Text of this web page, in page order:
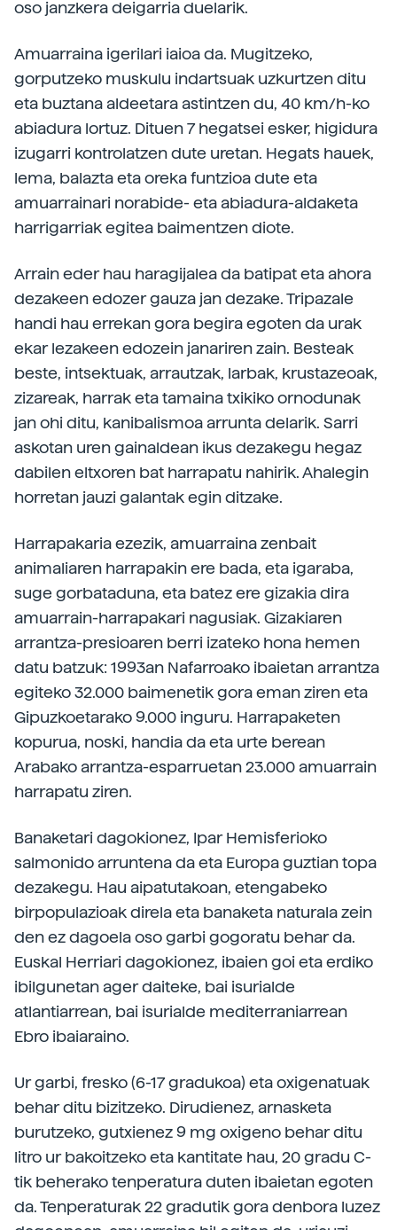
oso janzkera deigarria duelarik.
Amuarraina igerilari iaioa da. Mugitzeko,
gorputzeko muskulu indartsuak uzkurtzen ditu
eta buztana aldeetara astintzen du, 40 km/h-ko
abiadura lortuz. Dituen 7 hegatsei esker, higidura
izugarri kontrolatzen dute uretan. Hegats hauek,
lema, balazta eta oreka funtzioa dute eta
amuarrainari norabide- eta abiadura-aldaketa
harrigarriak egitea baimentzen diote.
Arrain eder hau haragijalea da batipat eta ahora
dezakeen edozer gauza jan dezake. Tripazale
handi hau errekan gora begira egoten da urak
ekar lezakeen edozein janariren zain. Besteak
beste, intsektuak, arrautzak, larbak, krustazeoak,
zizareak, harrak eta tamaina txikiko ornodunak
jan ohi ditu, kanibalismoa arrunta delarik. Sarri
askotan uren gainaldean ikus dezakegu hegaz
dabilen eltxoren bat harrapatu nahirik. Ahalegin
horretan jauzi galantak egin ditzake.
Harrapakaria ezezik, amuarraina zenbait
animaliaren harrapakin ere bada, eta igaraba,
suge gorbataduna, eta batez ere gizakia dira
amuarrain-harrapakari nagusiak. Gizakiaren
arrantza-presioaren berri izateko hona hemen
datu batzuk: 1993an Nafarroako ibaietan arrantza
egiteko 32.000 baimenetik gora eman ziren eta
Gipuzkoetarako 9.000 inguru. Harrapaketen
kopurua, noski, handia da eta urte berean
Arabako arrantza-esparruetan 23.000 amuarrain
harrapatu ziren.
Banaketari dagokionez, Ipar Hemisferioko
salmonido arruntena da eta Europa guztian topa
dezakegu. Hau aipatutakoan, etengabeko
birpopulazioak direla eta banaketa naturala zein
den ez dagoela oso garbi gogoratu behar da.
Euskal Herriari dagokionez, ibaien goi eta erdiko
ibilgunetan ager daiteke, bai isurialde
atlantiarrean, bai isurialde mediterraniarrean
Ebro ibaiaraino.
Ur garbi, fresko (6-17 gradukoa) eta oxigenatuak
behar ditu bizitzeko. Dirudienez, arnasketa
burutzeko, gutxienez 9 mg oxigeno behar ditu
litro ur bakoitzeko eta kantitate hau, 20 gradu C-
tik beherako tenperatura duten ibaietan egoten
da. Tenperaturak 22 gradutik gora denbora luzez